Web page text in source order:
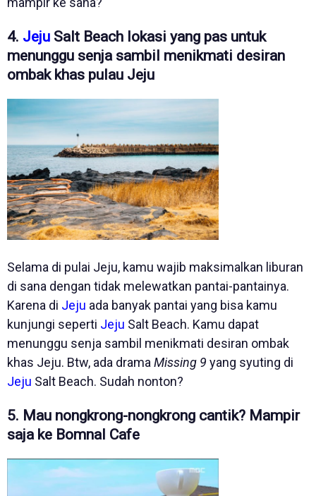
4. Jeju Salt Beach lokasi yang pas untuk
menunggu senja sambil menikmati desiran
ombak khas pulau Jeju
Selama di pulai Jeju, kamu wajib maksimalkan liburan
di sana dengan tidak melewatkan pantai-pantainya.
Karena di Jeju ada banyak pantai yang bisa kamu
kunjungi seperti Jeju Salt Beach. Kamu dapat
menunggu senja sambil menikmati desiran ombak
khas Jeju. Btw, ada drama Missing 9 yang syuting di
Jeju Salt Beach. Sudah nonton?
5. Mau nongkrong-nongkrong cantik? Mampir
saja ke Bomnal Cafe